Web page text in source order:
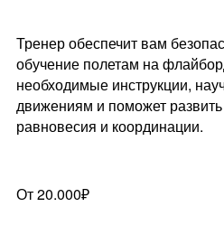
Тренер обеспечит вам
обучение полетам на
необходимые инструкции,
движениям и поможет
равновесия и координации.
От 20.000₽